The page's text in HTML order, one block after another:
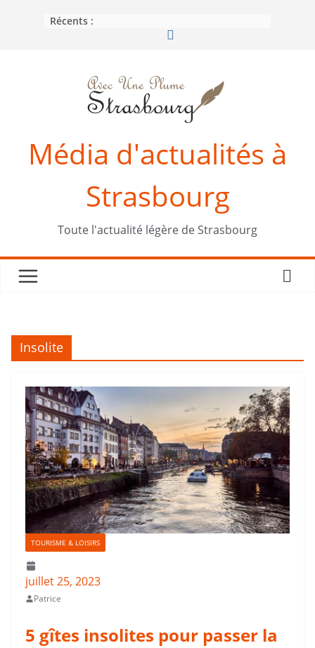
Récents :
Média d'actualités à
Strasbourg
Toute l'actualité légère de Strasbourg
Insolite
TOURISME & LOISIRS
juillet 25, 2023
Patrice
5 gîtes insolites pour passer la